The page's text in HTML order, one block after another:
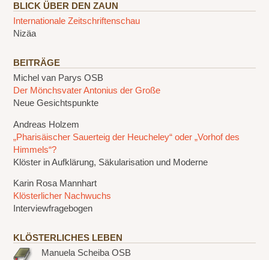
BLICK ÜBER DEN ZAUN
Internationale Zeitschriftenschau
Nizäa
BEITRÄGE
Michel van Parys OSB
Der Mönchsvater Antonius der Große
Neue Gesichtspunkte
Andreas Holzem
„Pharisäischer Sauerteig der Heucheley“ oder „Vorhof des
Himmels“?
Klöster in Aufklärung, Säkularisation und Moderne
Karin Rosa Mannhart
Klösterlicher Nachwuchs
Interviewfragebogen
KLÖSTERLICHES LEBEN
Manuela Scheiba OSB